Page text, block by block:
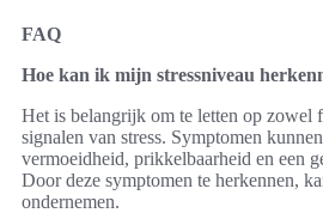
FAQ
Hoe kan ik mijn stressniveau
Het is belangrijk om te letten op zowel
signalen van stress. Symptomen
vermoeidheid, prikkelbaarheid en een
Door deze symptomen te herkennen,
ondernemen.